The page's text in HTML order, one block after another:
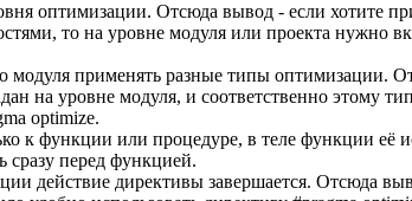
оптимизации. Отсюда вывод - если хотите
то на уровне модуля или проекта нужно
модуля применять разные типы оптимизации.
на уровне модуля, и соответственно этому
optimize.
к функции или процедуре, в теле функции её
сразу перед функцией.
действие директивы завершается. Отсюда